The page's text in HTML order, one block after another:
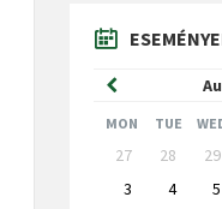
Previous
Month
MON TUE
Skip
calendar
days
27 28 29
3
4 5